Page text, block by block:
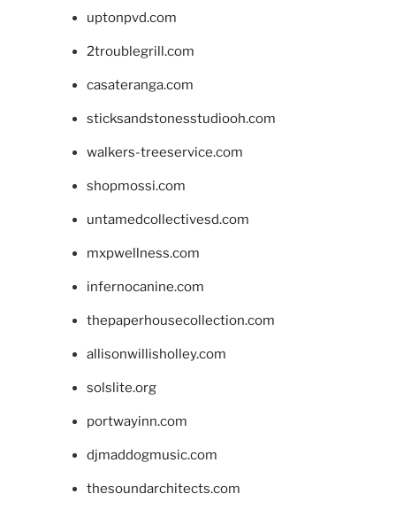
uptonpvd.com
2troublegrill.com
casateranga.com
sticksandstonesstudiooh.com
walkers-treeservice.com
shopmossi.com
untamedcollectivesd.com
mxpwellness.com
infernocanine.com
thepaperhousecollection.com
allisonwillisholley.com
solslite.org
portwayinn.com
djmaddogmusic.com
thesoundarchitects.com